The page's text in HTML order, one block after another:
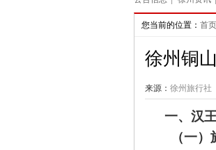
您当前的位置： 首页
徐州铜
来源： 徐州旅行社
一、汉
（一